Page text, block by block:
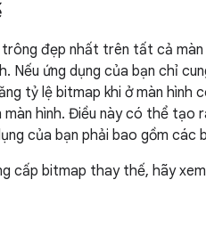
đẹp nhất trên tất cả
Nếu ứng dụng của bạn chỉ
tỷ lệ bitmap khi ở màn hình
hình. Điều này có thể
của bạn phải bao gồm
cấp bitmap thay thế, hãy